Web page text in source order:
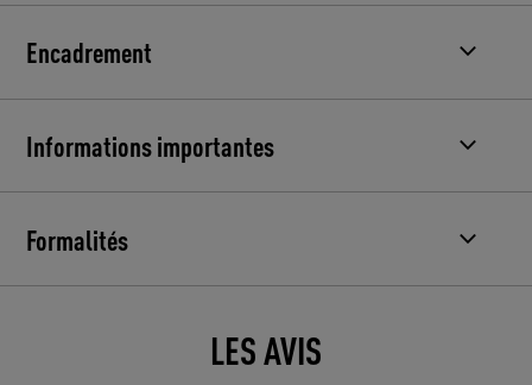
Encadrement
Informations importantes
Formalités
LES AVIS